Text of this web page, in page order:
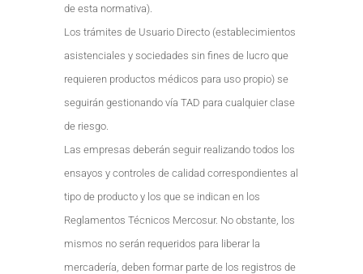
de esta normativa).
Los trámites de Usuario Directo (establecimientos
asistenciales y sociedades sin fines de lucro que
requieren productos médicos para uso propio) se
seguirán gestionando vía TAD para cualquier clase
de riesgo.
Las empresas deberán seguir realizando todos los
ensayos y controles de calidad correspondientes al
tipo de producto y los que se indican en los
Reglamentos Técnicos Mercosur. No obstante, los
mismos no serán requeridos para liberar la
mercadería, deben formar parte de los registros de